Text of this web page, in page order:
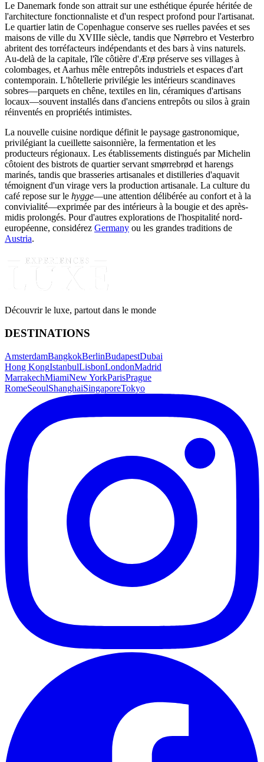
Le Danemark fonde son attrait sur une esthétique épurée héritée de
l'architecture fonctionnaliste et d'un respect profond pour l'artisanat.
Le quartier latin de Copenhague conserve ses ruelles pavées et ses
maisons de ville du XVIIIe siècle, tandis que Nørrebro et Vesterbro
abritent des torréfacteurs indépendants et des bars à vins naturels.
Au-delà de la capitale, l'île côtière d'Ærø préserve ses villages à
colombages, et Aarhus mêle entrepôts industriels et espaces d'art
contemporain. L'hôtellerie privilégie les intérieurs scandinaves
sobres—parquets en chêne, textiles en lin, céramiques d'artisans
locaux—souvent installés dans d'anciens entrepôts ou silos à grain
réinventés en propriétés intimistes.
La nouvelle cuisine nordique définit le paysage gastronomique,
privilégiant la cueillette saisonnière, la fermentation et les
producteurs régionaux. Les établissements distingués par Michelin
côtoient des bistrots de quartier servant smørrebrød et harengs
marinés, tandis que brasseries artisanales et distilleries d'aquavit
témoignent d'un virage vers la production artisanale. La culture du
café repose sur le hygge—une attention délibérée au confort et à la
convivialité—exprimée par des intérieurs à la bougie et des après-
midis prolongés. Pour d'autres explorations de l'hospitalité nord-
européenne, considérez Germany ou les grandes traditions de
Austria.
Découvrir le luxe, partout dans le monde
DESTINATIONS
AmsterdamBangkokBerlinBudapestDubai
Hong KongIstanbulLisbonLondonMadrid
MarrakechMiamiNew YorkParisPrague
RomeSeoulShanghaiSingaporeTokyo